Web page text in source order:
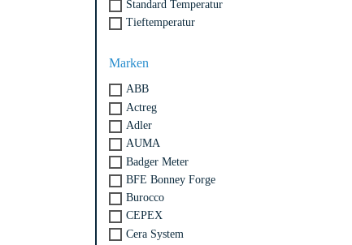
Standard Temperatur
Tieftemperatur
Marken
ABB
Actreg
Adler
AUMA
Badger Meter
BFE Bonney Forge
Burocco
CEPEX
Cera System